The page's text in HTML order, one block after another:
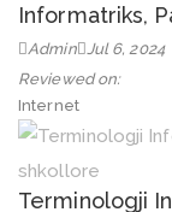
Informatriks,
Admin
Jul 6, 2024
Reviewed on:
Internet
Terminologji